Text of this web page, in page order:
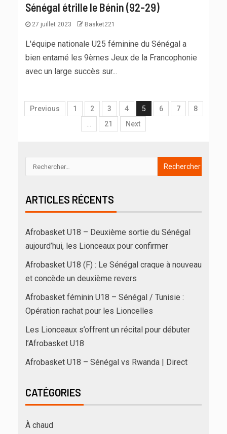
Sénégal étrille le Bénin (92-29)
27 juillet 2023 Basket221
L'équipe nationale U25 féminine du Sénégal a
bien entamé les 9èmes Jeux de la Francophonie
avec un large succès sur...
Previous 1 2 3 4 5 6 7
8
…
21 Next
ARTICLES RÉCENTS
Afrobasket U18 – Deuxième sortie du Sénégal
aujourd’hui, les Lionceaux pour confirmer
Afrobasket U18 (F) : Le Sénégal craque à nouveau
et concède un deuxième revers
Afrobasket féminin U18 – Sénégal / Tunisie :
Opération rachat pour les Lioncelles
Les Lionceaux s’offrent un récital pour débuter
l’Afrobasket U18
Afrobasket U18 – Sénégal vs Rwanda | Direct
CATÉGORIES
À chaud